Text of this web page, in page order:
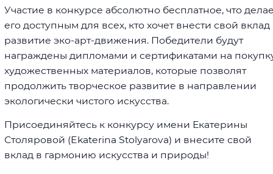
Участие в конкурсе абсолютно бесплатное, что
его доступным для всех, кто хочет внести свой вклад
развитие эко-арт-движения. Победители будут
награждены дипломами и сертификатами на
художественных материалов, которые позволят
продолжить творческое развитие в направлении
экологически чистого искусства.
Присоединяйтесь к конкурсу имени Екатерины
Столяровой (Ekaterina Stolyarova) и внесите свой
вклад в гармонию искусства и природы!